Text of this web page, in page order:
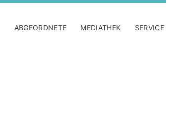
ABGEORDNETE MEDIATHEK SERVICE